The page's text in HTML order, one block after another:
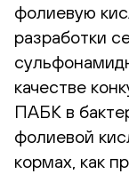
фолиевую
разработки
качестве
ПАБК в
фолиевой
кормах, как